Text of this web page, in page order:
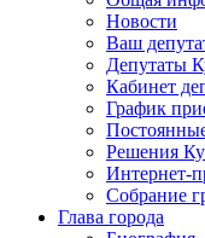
Новости
Ваш
Депутаты
Кабинет
График
Решения
Интернет-
Собрание
Глава города